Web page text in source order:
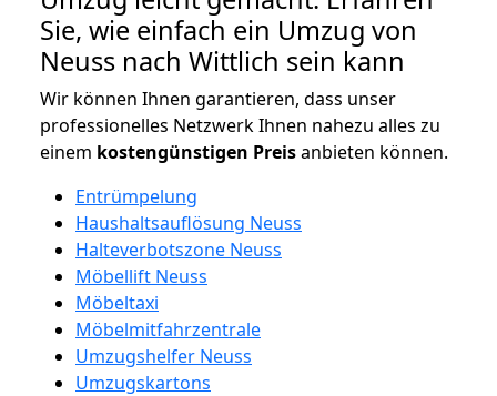
Sie, wie einfach ein Umzug von
Neuss nach Wittlich sein kann
Wir können Ihnen garantieren, dass unser
professionelles Netzwerk Ihnen nahezu alles zu
einem kostengünstigen Preisanbieten können.
Entrümpelung
Haushaltsauflösung Neuss
Halteverbotszone Neuss
Möbellift Neuss
Möbeltaxi
Möbelmitfahrzentrale
Umzugshelfer Neuss
Umzugskartons